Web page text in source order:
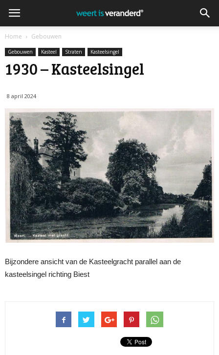
Home Gebouwen
Gebouwen Kasteel Straten Kasteelsingel
1930 – Kasteelsingel
8 april 2024
Bijzondere ansicht van de Kasteelgracht parallel aan de
kasteelsingel richting Biest